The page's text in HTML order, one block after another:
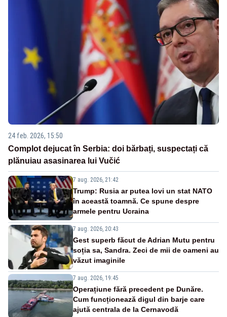
24 feb. 2026, 15:50
Complot dejucat în Serbia: doi bărbați, suspectați că
plănuiau asasinarea lui Vučić
7 aug. 2026, 21:42
Trump: Rusia ar putea lovi un stat NATO
în această toamnă. Ce spune despre
armele pentru Ucraina
7 aug. 2026, 20:43
Gest superb făcut de Adrian Mutu pentru
soția sa, Sandra. Zeci de mii de oameni au
văzut imaginile
7 aug. 2026, 19:45
Operațiune fără precedent pe Dunăre.
Cum funcționează digul din barje care
ajută centrala de la Cernavodă